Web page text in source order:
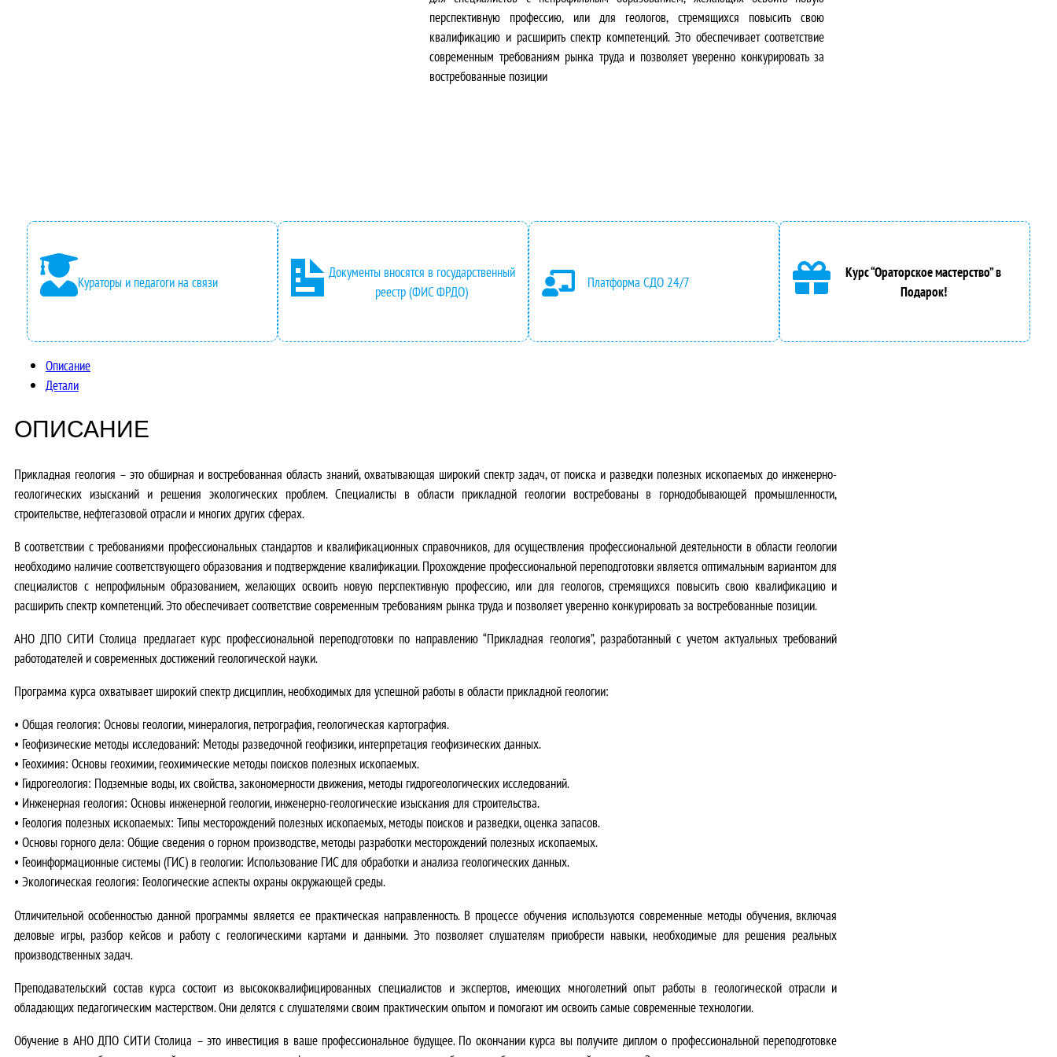
о
н
а
ь
а
с
с
т
а
в
л
я
л
а
3
5
0
0
,
0
0
щ
а
я
а
2
0
₽
.
перспективную профессию, или для геологов, стремящихся повысить свою
квалификацию и расширить спектр компетенций. Это обеспечивает соответствие
современным требованиям рынка труда и позволяет уверенно конкурировать за
востребованные позиции
Кураторы и педагоги на связи
Документы вносятся в государственный
реестр (ФИС ФРДО)
Платформа СДО 24/7
Курс “Ораторское мастерство” в
Подарок!
Описание
Детали
ОПИСАНИЕ
Прикладная геология – это обширная и востребованная область знаний, охватывающая широкий спектр задач, от поиска и разведки полезных ископаемых до инженерно-
геологических изысканий и решения экологических проблем. Специалисты в области прикладной геологии востребованы в горнодобывающей промышленности,
строительстве, нефтегазовой отрасли и многих других сферах.
В соответствии стребованиями профессиональных стандартов и квалификационных справочников, для осуществления профессиональной деятельности в области геологии
необходимо наличие соответствующего образования и подтверждение квалификации.Прохождение профессиональной переподготовки является оптимальным вариантом для
специалистов с непрофильным образованием, желающих освоить новую перспективную профессию, или для геологов, стремящихся повысить свою квалификацию и
расширить спектр компетенций. Это обеспечивает соответствие современным требованиям рынка труда и позволяет уверенно конкурировать за востребованные позиции.
АНО ДПО СИТИ Столица предлагает курс профессиональной переподготовки по направлению “Прикладная геология”, разработанный с учетомактуальных требований
работодателей и современных достижений геологической науки.
Программа курса охватывает широкий спектр дисциплин, необходимых для успешной работы в области прикладной геологии:
• Общая геология: Основы геологии, минералогия, петрография, геологическая картография.
• Геофизические методы исследований: Методы разведочной геофизики, интерпретация геофизических данных.
• Геохимия: Основы геохимии, геохимические методы поисков полезных ископаемых.
• Гидрогеология: Подземные воды, их свойства, закономерности движения, методы гидрогеологических исследований.
• Инженерная геология: Основы инженерной геологии, инженерно-геологические изыскания для строительства.
• Геология полезных ископаемых: Типы месторождений полезных ископаемых, методы поисков и разведки, оценка запасов.
• Основы горного дела: Общие сведения о горном производстве, методы разработки месторождений полезных ископаемых.
• Геоинформационные системы (ГИС) в геологии: Использование ГИС для обработки и анализа геологических данных.
• Экологическая геология: Геологические аспекты охраны окружающей среды.
Отличительной особенностью данной программы является ее практическая направленность. В процессе обучения используются современные методы обучения, включая
деловые игры, разбор кейсов и работу с геологическими картами и данными. Это позволяет слушателям приобрести навыки, необходимые для решения реальных
производственных задач.
Преподавательский состав курса состоит из высококвалифицированных специалистов и экспертов, имеющих многолетний опыт работы в геологической отрасли и
обладающих педагогическим мастерством. Они делятся с слушателямисвоим практическим опытом и помогают им освоить самые современные технологии.
Обучение в АНО ДПО СИТИ Столица – это инвестиция в ваше профессиональное будущее. По окончании курса вы получите диплом о профессиональной переподготовке